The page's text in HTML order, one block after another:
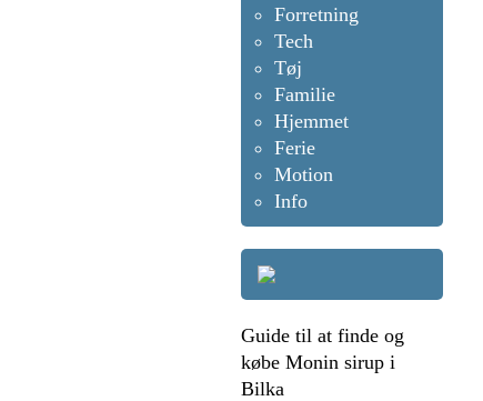
Forretning
Tech
Tøj
Familie
Hjemmet
Ferie
Motion
Info
Guide til at finde og
købe Monin sirup i
Bilka